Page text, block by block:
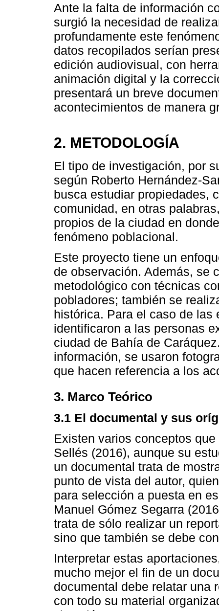
Ante la falta de información
surgió la necesidad de
profundamente este
datos recopilados serían
edición audiovisual, con
animación digital y la
presentará un breve
acontecimientos de manera
2. METODOLOGÍA
El tipo de investigación, por
según Roberto Hernández-
busca estudiar propiedades,
comunidad, en otras
propios de la ciudad en
fenómeno poblacional.
Este proyecto tiene un
de observación. Además, se
metodológico con técnicas
pobladores; también se
histórica. Para el caso de las
identificaron a las personas
ciudad de Bahía de
información, se usaron
que hacen referencia a los
3. Marco Teórico
3.1 El documental y sus
Existen varios conceptos
Sellés (2016), aunque su
un documental trata de
punto de vista del autor,
para selección a puesta en
Manuel Gómez Segarra
trata de sólo realizar un
sino que también se debe
Interpretar estas
mucho mejor el fin de un
documental debe relatar una
con todo su material